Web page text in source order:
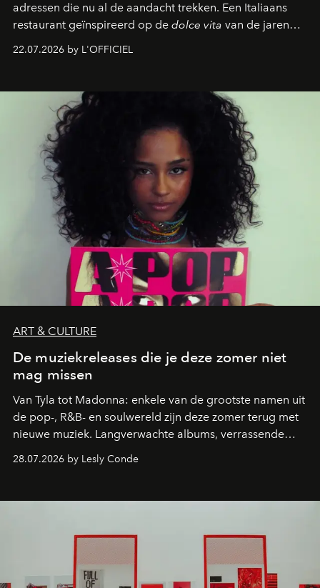
adressen die nu al de aandacht trekken. Een Italiaans
restaurant geïnspireerd op de dolce vita van de jaren
zestig, een Japanse hotspot die na zonsondergang
verandert in een bruisende ontmoetingsplek en de
neerstrijkt in Saint-Tropez. Dit zijn de nieuwe adressen
die deze zomer de toon zetten, van lange lunches tot
zwoele nachten.
22.07.2026 by L'OFFICIEL
ART & CULTURE
De muziekreleases die je deze zomer niet
mag missen
Van Tyla tot Madonna: enkele van de grootste namen uit
de pop-, R&B- en soulwereld zijn deze zomer terug met
nieuwe muziek. Langverwachte albums, verrassende
comebacks en veelbelovende nieuwe projecten: dit zijn
de releases die je niet mag missen.
28.07.2026 by Lesly Conde